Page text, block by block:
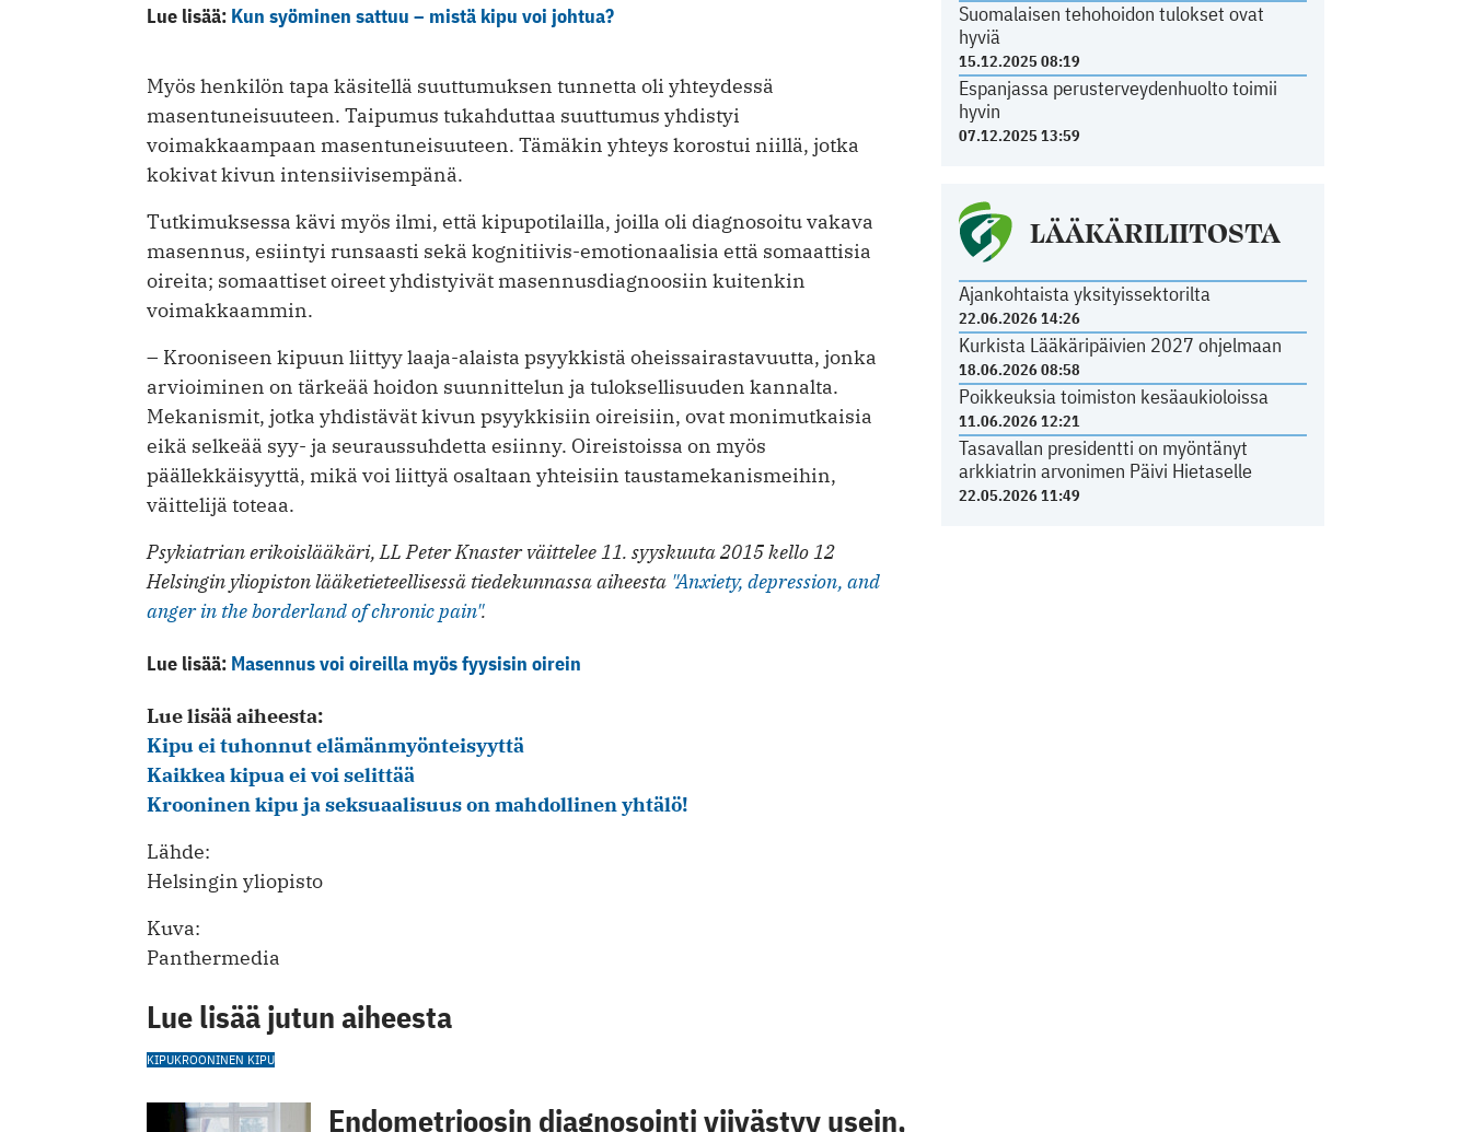
Suomalaisen tehohoidon tulokset ovat
hyviä
15.12.2025 08:19
Espanjassa perusterveydenhuolto toimii
hyvin
07.12.2025 13:59
LÄÄKÄRILIITOSTA
Ajankohtaista yksityissektorilta
22.06.2026 14:26
Kurkista Lääkäripäivien 2027 ohjelmaan
18.06.2026 08:58
Poikkeuksia toimiston kesäaukioloissa
11.06.2026 12:21
Tasavallan presidentti on myöntänyt
arkkiatrin arvonimen Päivi Hietaselle
22.05.2026 11:49
Lue lisää: Kun syöminen sattuu – mistä kipu voi johtua?
Myös henkilön tapa käsitellä suuttumuksen tunnetta oli yhteydessä
masentuneisuuteen. Taipumus tukahduttaa suuttumus yhdistyi
voimakkaampaan masentuneisuuteen. Tämäkin yhteys korostui niillä, jotka
kokivat kivun intensiivisempänä.
Tutkimuksessa kävi myös ilmi, että kipupotilailla, joilla oli diagnosoitu vakava
masennus, esiintyi runsaasti sekä kognitiivis-emotionaalisia että somaattisia
oireita; somaattiset oireet yhdistyivät masennusdiagnoosiin kuitenkin
voimakkaammin.
– Krooniseen kipuun liittyy laaja-alaista psyykkistä oheissairastavuutta, jonka
arvioiminen on tärkeää hoidon suunnittelun ja tuloksellisuuden kannalta.
Mekanismit, jotka yhdistävät kivun psyykkisiin oireisiin, ovat monimutkaisia
eikä selkeää syy- ja seuraussuhdetta esiinny. Oireistoissa on myös
päällekkäisyyttä, mikä voi liittyä osaltaan yhteisiin taustamekanismeihin,
väittelijä toteaa.
Psykiatrian erikoislääkäri, LL Peter Knaster väittelee 11. syyskuuta 2015 kello 12
Helsingin yliopiston lääketieteellisessä tiedekunnassa aiheesta "Anxiety, depression, and
anger in the borderland of chronic pain".
Lue lisää: Masennus voi oireilla myös fyysisin oirein
Lue lisää aiheesta:
Kipu ei tuhonnut elämänmyönteisyyttä
Kaikkea kipua ei voi selittää
Krooninen kipu ja seksuaalisuus on mahdollinen yhtälö!
Lähde:
Helsingin yliopisto
Kuva:
Panthermedia
Lue lisää jutun aiheesta
KIPUKROONINEN KIPU
Endometrioosin diagnosointi viivästyy usein,